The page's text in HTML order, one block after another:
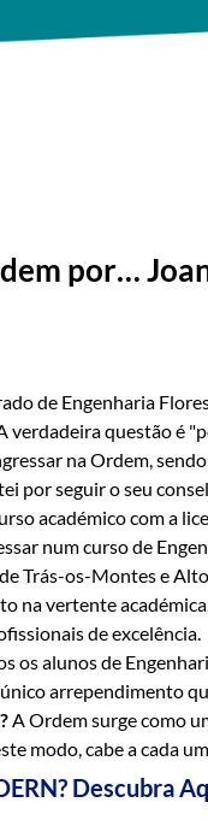
por…
de Engenharia
verdadeira questão é
na Ordem,
por seguir o seu
académico com a
num curso de
Trás-os-Montes e
na vertente
de excelência.
os alunos de
arrependimento
A Ordem surge como
modo, cabe a cada
Descubra